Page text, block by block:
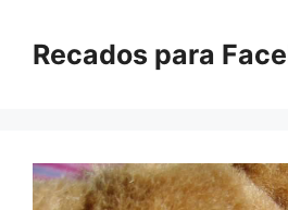
paraRecados para